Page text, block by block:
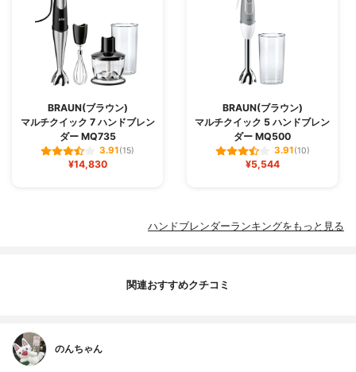
BRAUN(ブラウン)
マルチクイック 7 ハンドブレン
ダー MQ735
3.91(15)
¥14,830
BRAUN(ブラウン)
マルチクイック 5 ハンドブレン
ダー MQ500
3.91(10)
¥5,544
ハンドブレンダーランキングをもっと見る
関連おすすめクチコミ
のんちゃん